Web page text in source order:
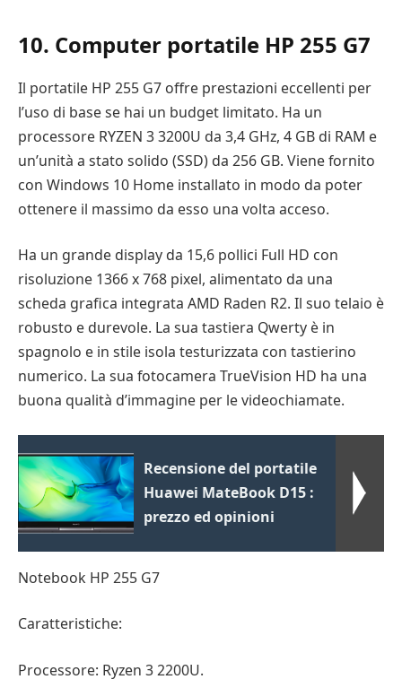
10. Computer portatile HP 255 G7
Il portatile HP 255 G7 offre prestazioni eccellenti per
l’uso di base se hai un budget limitato. Ha un
processore RYZEN 3 3200U da 3,4 GHz, 4 GB di RAM e
un’unità a stato solido (SSD) da 256 GB. Viene fornito
con Windows 10 Home installato in modo da poter
ottenere il massimo da esso una volta acceso.
Ha un grande display da 15,6 pollici Full HD con
risoluzione 1366 x 768 pixel, alimentato da una
scheda grafica integrata AMD Raden R2. Il suo telaio è
robusto e durevole. La sua tastiera Qwerty è in
spagnolo e in stile isola testurizzata con tastierino
numerico. La sua fotocamera TrueVision HD ha una
buona qualità d’immagine per le videochiamate.
Recensione del portatile
Huawei MateBook D15 :
prezzo ed opinioni
Notebook HP 255 G7
Caratteristiche:
Processore: Ryzen 3 2200U.